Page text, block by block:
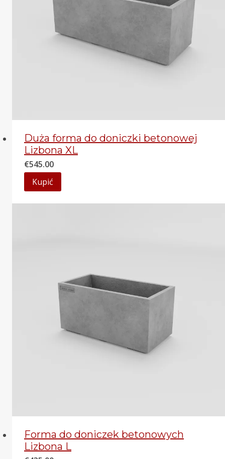
Duża forma do doniczki betonowej
Lizbona XL
€545.00
Kupić
Forma do doniczek betonowych
Lizbona L